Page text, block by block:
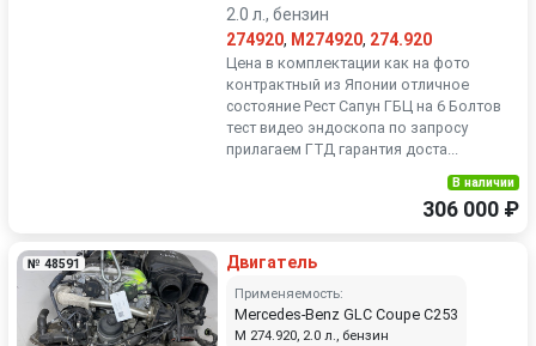
2.0 л., бензин
274920, M274920, 274.920
Цена в комплектации как на фото
контрактный из Японии отличное
состояние Рест Сапун ГБЦ на 6 Болтов
тест видео эндоскопа по запросу
прилагаем ГТД гарантия доста...
В наличии
306 000 ₽
№ 48591 Двигатель
Применяемость:
Mercedes-Benz GLC Coupe C253
M 274.920, 2.0 л., бензин